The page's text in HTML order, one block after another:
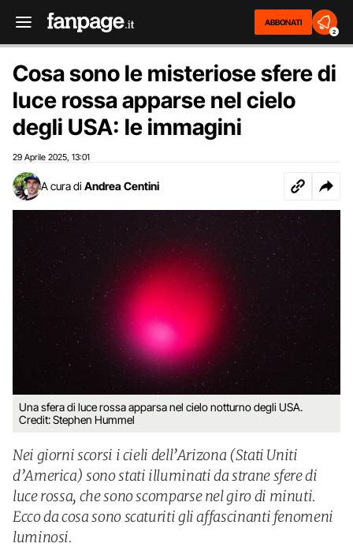
ABBONATI
2
Cosa sono le misteriose sfere di
luce rossa apparse nel cielo
degli USA: le immagini
29 Aprile 2025 13:01
A cura di Andrea Centini
Una sfera di luce rossa apparsa nel cielo notturno degli USA.
Credit: Stephen Hummel
Nei giorni scorsi i cieli dell’Arizona (Stati Uniti
d’America) sono stati illuminati da strane sfere di
luce rossa, che sono scomparse nel giro di minuti.
Ecco da cosa sono scaturiti gli affascinanti fenomeni
luminosi.